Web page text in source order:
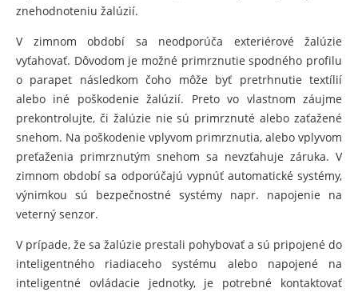
znehodnoteniu žalúzií.
V zimnom období sa neodporúča exteriérové žalúzie
vyťahovať. Dôvodom je možné primrznutie spodného profilu
o parapet následkom čoho môže byť pretrhnutie textílií
alebo iné poškodenie žalúzií. Preto vo vlastnom záujme
prekontrolujte, či žalúzie nie sú primrznuté alebo zaťažené
snehom. Na poškodenie vplyvom primrznutia, alebo vplyvom
preťaženia primrznutým snehom sa nevzťahuje záruka. V
zimnom období sa odporúčajú vypnúť automatické systémy,
výnimkou sú bezpečnostné systémy napr. napojenie na
veterný senzor.
V prípade, že sa žalúzie prestali pohybovať a sú pripojené do
inteligentného riadiaceho systému alebo napojené na
inteligentné ovládacie jednotky, je potrebné kontaktovať